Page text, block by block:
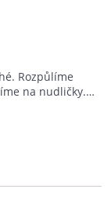
Rozpůlíme
na nudličky.…